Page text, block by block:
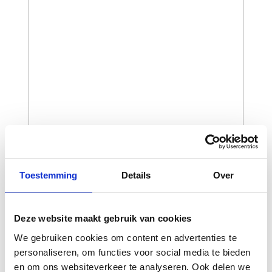
Toestemming Details Over
Deze website maakt gebruik van cookies
We gebruiken cookies om content en advertenties te
personaliseren, om functies voor social media te bieden
en om ons websiteverkeer te analyseren. Ook delen we
CAPTCHA